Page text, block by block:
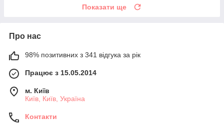
Показати ще
Про нас
98% позитивних з 341 відгука за рік
Працює з 15.05.2014
м. Київ
Київ, Київ, Україна
Контакти